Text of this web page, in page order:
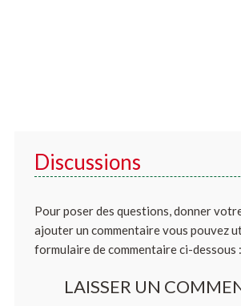
Discussions
Pour poser des questions, donner
ajouter un commentaire vous pouvez
formulaire de commentaire ci-dessous :
LAISSER UN